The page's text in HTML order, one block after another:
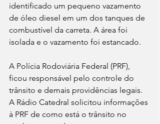
identificado um pequeno vazamento
de óleo diesel em um dos tanques de
combustível da carreta. A área foi
isolada e o vazamento foi estancado.
A Polícia Rodoviária Federal (PRF),
ficou responsável pelo controle do
trânsito e demais providências legais.
A Rádio Catedral solicitou informações
à PRF de como está o trânsito no